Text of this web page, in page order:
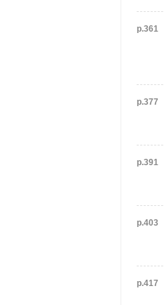
p.361
p.377
p.391
p.403
p.417